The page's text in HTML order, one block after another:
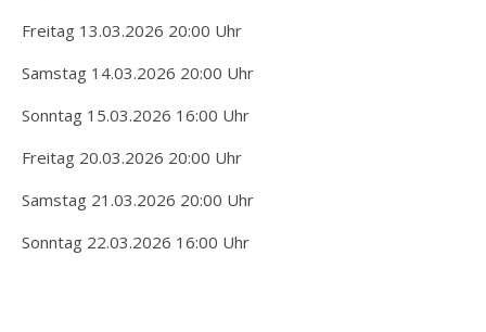
Freitag 13.03.2026 20:00 Uhr
Samstag 14.03.2026 20:00 Uhr
Sonntag 15.03.2026 16:00 Uhr
Freitag 20.03.2026 20:00 Uhr
Samstag 21.03.2026 20:00 Uhr
Sonntag 22.03.2026 16:00 Uhr